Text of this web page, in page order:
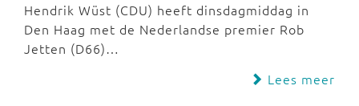
Hendrik Wüst (CDU) heeft dinsdagmiddag in
Den Haag met de Nederlandse premier Rob
Jetten (D66)…
Lees meer